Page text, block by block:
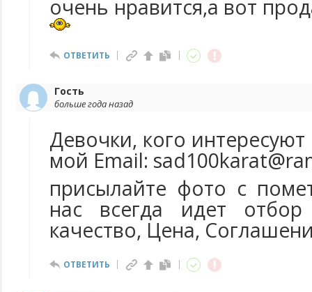
очень нравится,а вот
ОТВЕТИТЬ
Гость
больше года назад
Девочки, кого
мой Email:
присылайте фото с
нас всегда идет
качество, Цена,
ОТВЕТИТЬ